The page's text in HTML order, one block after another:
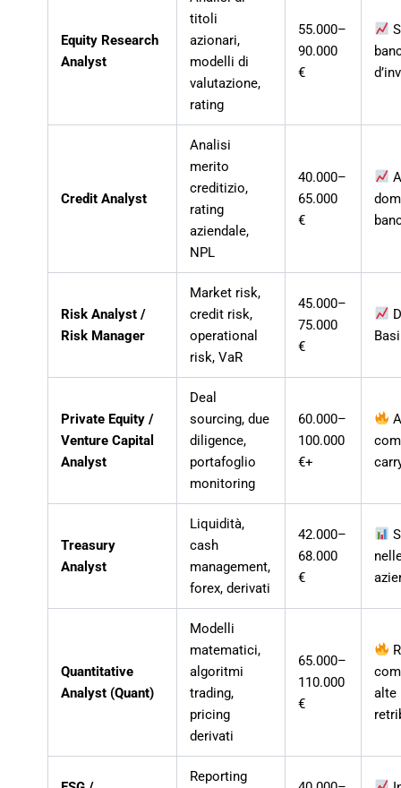
Equity Research
Analyst
titoli
azionari,
modelli di
valutazione,
rating
55.000–
90.000
€
Credit Analyst
Analisi
merito
creditizio,
rating
aziendale,
NPL
40.000–
65.000
€
Risk Analyst /
Risk Manager
Market risk,
credit risk,
operational
risk, VaR
45.000–
75.000
€
Private Equity /
Venture Capital
Analyst
Deal
sourcing, due
diligence,
portafoglio
monitoring
60.000–
100.000
€+
Treasury
Analyst
Liquidità,
cash
management,
forex, derivati
42.000–
68.000
€
Quantitative
Analyst (Quant)
Modelli
matematici,
algoritmi
trading,
pricing
derivati
65.000–
110.000
€
alte
Reporting